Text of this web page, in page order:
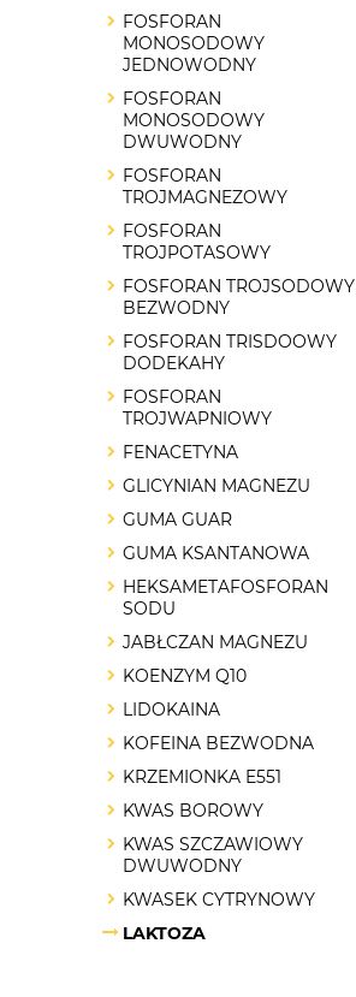
FOSFORAN
MONOSODOWY
JEDNOWODNY
FOSFORAN
MONOSODOWY
DWUWODNY
FOSFORAN
TROJMAGNEZOWY
FOSFORAN
TROJPOTASOWY
FOSFORAN TROJSODOWY
BEZWODNY
FOSFORAN TRISDOOWY
DODEKAHY
FOSFORAN
TROJWAPNIOWY
FENACETYNA
GLICYNIAN MAGNEZU
GUMA GUAR
GUMA KSANTANOWA
HEKSAMETAFOSFORAN
SODU
JABŁCZAN MAGNEZU
KOENZYM Q10
LIDOKAINA
KOFEINA BEZWODNA
KRZEMIONKA E551
KWAS BOROWY
KWAS SZCZAWIOWY
DWUWODNY
KWASEK CYTRYNOWY
LAKTOZA